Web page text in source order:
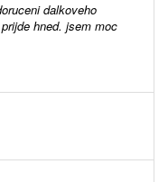
hned. jsem moc